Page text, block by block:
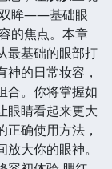
双眸——基础眼
的焦点。本章
最基础的眼部打
的日常妆容，
合。你将掌握如
眼睛看起来更大
确使用方法，
大你的眼神。